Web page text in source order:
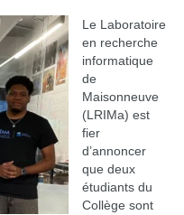
Le Laboratoire
en recherche
informatique
de
Maisonneuve
(LRIMa) est
fier
d’annoncer
que deux
étudiants du
Collège sont